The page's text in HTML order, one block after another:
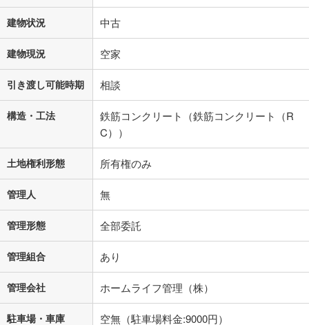
建物状況 中古
建物現況 空家
引き渡し可能時期 相談
構造・工法
鉄筋コンクリート（鉄筋コンクリート（R
C））
土地権利形態 所有権のみ
管理人 無
管理形態 全部委託
管理組合 あり
管理会社 ホームライフ管理（株）
駐車場・車庫 空無（駐車場料金:9000円）